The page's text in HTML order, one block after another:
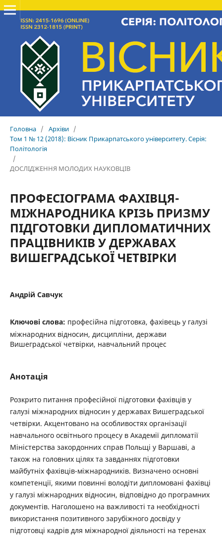
Головна / Архіви /
Том 1 № 12 (2018): Вісник Прикарпатського університету. Серія:
Політологія
/
ДОСЛІДЖЕННЯ МОЛОДИХ НАУКОВЦІВ
ПРОФЕСІОГРАМА ФАХІВЦЯ-
МІЖНАРОДНИКА КРІЗЬ ПРИЗМУ
ПІДГОТОВКИ ДИПЛОМАТИЧНИХ
ПРАЦІВНИКІВ У ДЕРЖАВАХ
ВИШЕГРАДСЬКОЇ ЧЕТВІРКИ
Андрій Савчук
Ключові слова: професійна підготовка, фахівець у галузі
міжнародних відносин, дисципліни, держави
Вишеградської четвірки, навчальний процес
Анотація
Розкрито питання професійної підготовки фахівців у
галузі міжнародних відносин у державах Вишеградської
четвірки. Акцентовано на особливостях організації
навчального освітнього процесу в Академії дипломатії
Міністерства закордонних справ Польщі у Варшаві, а
також на головних цілях та завданнях підготовки
майбутніх фахівців-міжнародників. Визначено основні
компетенції, якими повинні володіти дипломовані фахівці
у галузі міжнародних відносин, відповідно до програмних
документів. Наголошено на важливості та необхідності
використання позитивного зарубіжного досвіду у
підготовці кадрів для міжнародної діяльності на теренах